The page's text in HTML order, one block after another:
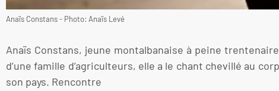
Anaïs Constans - Photo: Anaïs Levé
Anaïs Constans, jeune montalbanaise à peine
d’une famille d’agriculteurs, elle a le chant chevillé au
son pays. Rencontre